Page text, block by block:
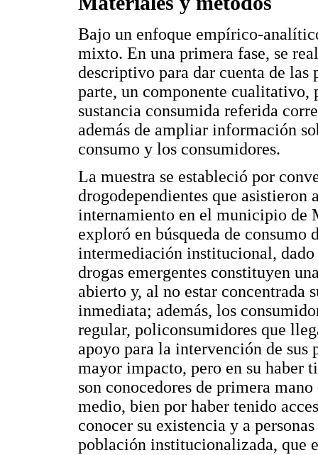
Bajo un enfoque empírico-
mixto. En una primera fase, se
descriptivo para dar cuenta de las
parte, un componente cualitativo,
sustancia consumida referida
además de ampliar información
consumo y los consumidores.
La muestra se estableció por
drogodependientes que
internamiento en el municipio de
exploró en búsqueda de consumo
intermediación institucional, dado
drogas emergentes constituyen
abierto y, al no estar concentrada
inmediata; además, los
regular, policonsumidores que
apoyo para la intervención de sus
mayor impacto, pero en su haber
son conocedores de primera
medio, bien por haber tenido
conocer su existencia y a
población institucionalizada, que